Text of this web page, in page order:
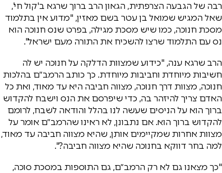
רבה של הגבעה הצרפתית, הגאון הרב ברוך שרגא ב'קול חי',
שאל המגיש שמואל בן עטר בשם מאזין, "מדוע אין בתלמוד
מסכת חנוכה, כמו שיש מסכת מגילה, בפרט שנס חנוכה הוא
נס עם התלמוד שרצו להשכיח את התורה מעם ישראל".
הרב שרגא ענה, "כידוע שמצוות הדלקה על חנוכה יש לה
חשיבות מיוחדת וחביבות מיוחדת. כך כותב הרמב״ם בהלכות
חנוכה, מצוות דרך חנוכה, מצווה חביבה היא עד מאוד, ואת כל
האדם צריך להיזהר בה, כדי שיפרסם את הנס וישבח להקדוש
ברוך הוא על הניסים שעשה לנו בהלל והודאה לשבח, לרומם
להקדוש ברוך הוא. אם נתבונן, לא ראינו שהרמב״ם אומר על
מצוות אחרות שמקיימים אותן, שהיא מצווה חביבה עד מאוד,
למה בחר דווקא בחנוכה שהיא מצווה חביבה?".
"כך מצאנו גם לא רק הרמב״ם, גם התוספות במסכת סוכה,